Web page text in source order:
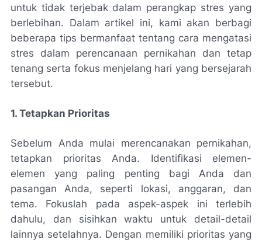
untuk tidak terjebak dalam perangkap stres yang
berlebihan. Dalam artikel ini, kami akan berbagi
beberapa tips bermanfaat tentang cara mengatasi
stres dalam perencanaan pernikahan dan tetap
tenang serta fokus menjelang hari yang bersejarah
tersebut.
1. Tetapkan Prioritas
Sebelum Anda mulai merencanakan pernikahan,
tetapkan prioritas Anda. Identifikasi elemen-
elemen yang paling penting bagi Anda dan
pasangan Anda, seperti lokasi, anggaran, dan
tema. Fokuslah pada aspek-aspek ini terlebih
dahulu, dan sisihkan waktu untuk detail-detail
lainnya setelahnya. Dengan memiliki prioritas yang